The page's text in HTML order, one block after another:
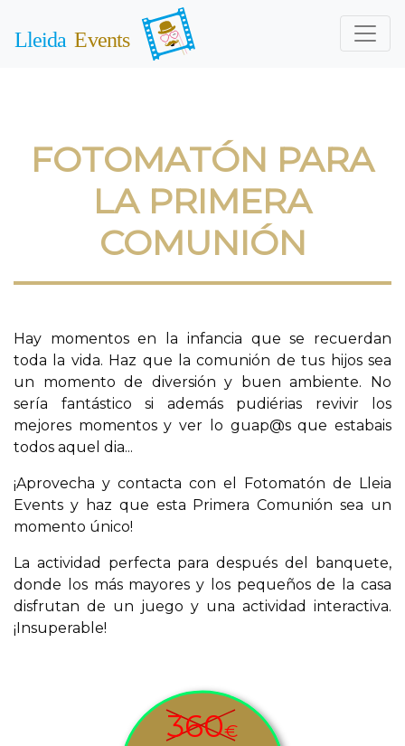
FOTOMATÓN PARA
LA PRIMERA
COMUNIÓN
Hay momentos en la infancia que se recuerdan
toda la vida. Haz que la comunión de tus hijos sea
un momento de diversión y buen ambiente. No
sería fantástico si además pudiérias revivir los
mejores momentos y ver lo guap@s que estabais
todos aquel dia...
¡Aprovecha y contacta con el Fotomatón de Lleia
Events y haz que esta Primera Comunión sea un
momento único!
La actividad perfecta para después del banquete,
donde los más mayores y los pequeños de la casa
disfrutan de un juego y una actividad interactiva.
¡Insuperable!
360€